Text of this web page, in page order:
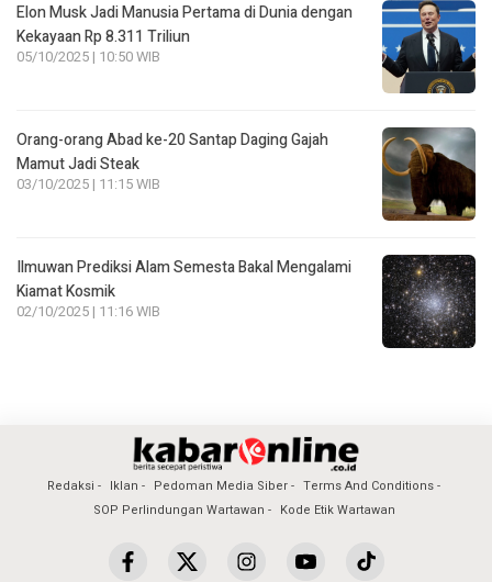
Elon Musk Jadi Manusia Pertama di Dunia dengan
Kekayaan Rp 8.311 Triliun
05/10/2025 | 10:50 WIB
Orang-orang Abad ke-20 Santap Daging Gajah
Mamut Jadi Steak
03/10/2025 | 11:15 WIB
Ilmuwan Prediksi Alam Semesta Bakal Mengalami
Kiamat Kosmik
02/10/2025 | 11:16 WIB
Redaksi Iklan Pedoman Media Siber
Terms And Conditions
SOP Perlindungan Wartawan
Kode Etik Wartawan